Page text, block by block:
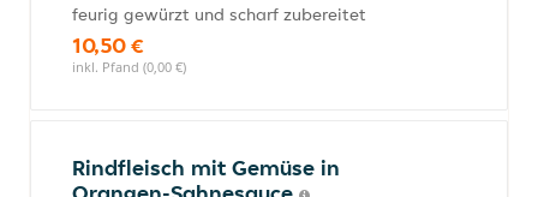
feurig gewürzt und scharf zubereitet
10,50 €
inkl. Pfand (0,00 €)
Rindfleisch mit Gemüse in